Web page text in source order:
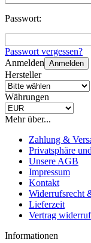
Passwort:
Passwort vergessen?
Anmelden Anmelden
Hersteller
Währungen
Mehr über...
Zahlung &
Privatsphäre
Unsere AGB
Impressum
Kontakt
Widerrufsrecht
Lieferzeit
Vertrag
Informationen